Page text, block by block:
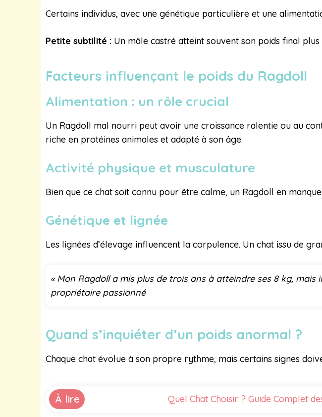
Certains individus, avec une génétique particulière et une
Petite subtilité : Un mâle castré atteint souvent son poids final
Facteurs influençant le poids du Ragdoll
Alimentation : un rôle crucial
Un Ragdoll mal nourri peut avoir une croissance ralentie ou au
riche en protéines animales et adapté à son âge.
Activité physique et musculature
Bien que ce chat soit connu pour être calme, un Ragdoll en
Génétique et lignée
Les lignées d’élevage influencent la corpulence. Un chat issu de
« Mon Ragdoll a mis plus de trois ans à atteindre ses 8 kg, mais
propriétaire passionné
Quand s’inquiéter d’un poids anormal ?
Chaque chat évolue à son propre rythme, mais certains signes
À lire Quel Chat Choisir ? Guide Complet